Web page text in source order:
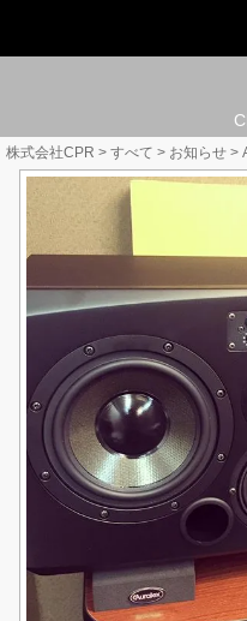
株式会社CPR > すべて > お知らせ >